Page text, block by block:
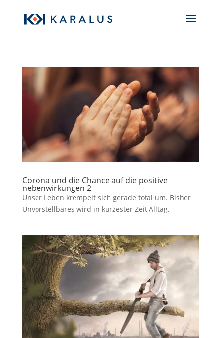
Corona und die Chance auf die positive
nebenwirkungen 2
Unser Leben krempelt sich gerade total um. Bisher
Unvorstellbares wird in kürzester Zeit Alltag.